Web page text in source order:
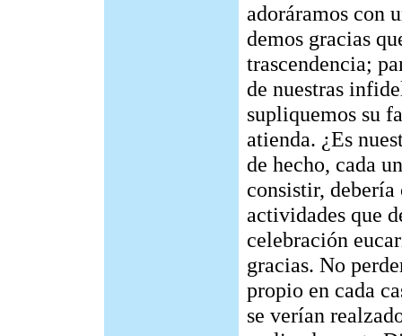
adoráramos con
demos gracias
trascendencia;
de nuestras
supliquemos su
atienda. ¿Es
de hecho, cada
consistir, debería
actividades que
celebración
gracias. No
propio en cada
se verían